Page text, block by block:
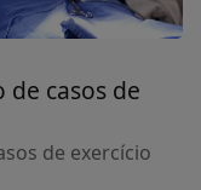
de casos de
de exercício